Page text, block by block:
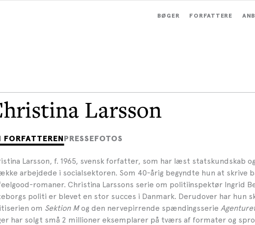
BØGER FORFATTERE
Larsson
FORFATTEREN PRESSEFOTOS
Larsson, f. 1965, svensk forfatter, som har læst statskundskab
arbejdede i socialsektoren. Som 40-årig begyndte hun at skrive
romaner. Christina Larssons serie om politiinspektør Ingrid
politi er blevet en stor succes i Danmark. Derudover har hun
om Sektion Mog den nervepirrende spændingsserie
har solgt små 2 millioner eksemplarer på tværs af formater og